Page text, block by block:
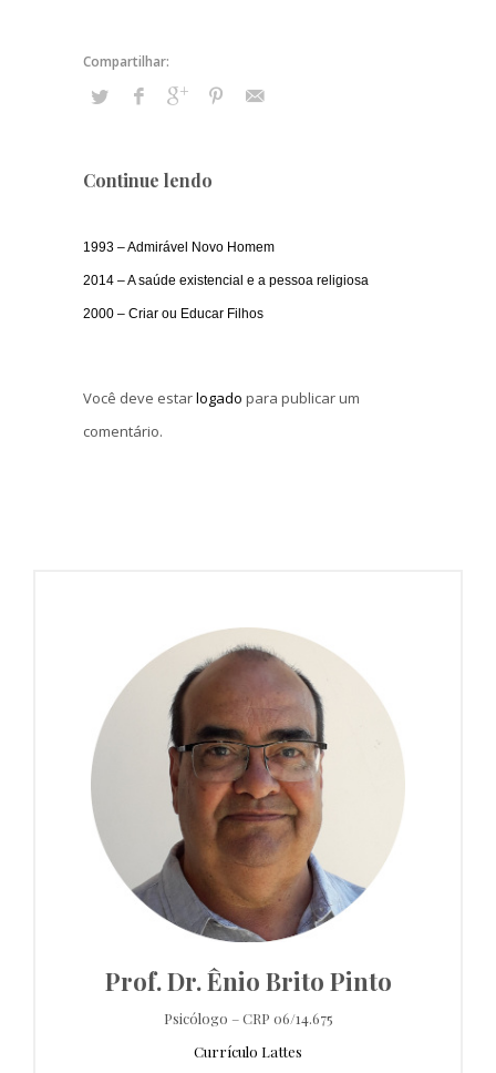
Continue lendo
1993 – Admirável Novo Homem
2014 – A saúde existencial e a pessoa religiosa
2000 – Criar ou Educar Filhos
Você deve estarlogado para publicar um
comentário.
Prof. Dr. Ênio Brito Pinto
Psicólogo – CRP 06/14.675
Currículo Lattes